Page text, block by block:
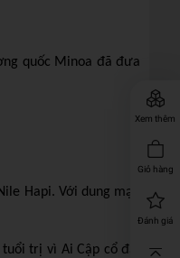
Xem thêm
Giỏ hàng
Đánh giá
quốc Minoa đã đưa
Hapi. Với dung mạo
trị vì Ai Cập cổ đại